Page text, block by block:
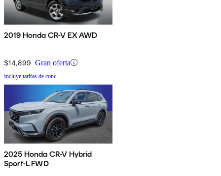
2019 Honda CR-V EX AWD
$14,899 Gran oferta
Incluye tarifas de conc.
2025 Honda CR-V Hybrid
Sport-L FWD